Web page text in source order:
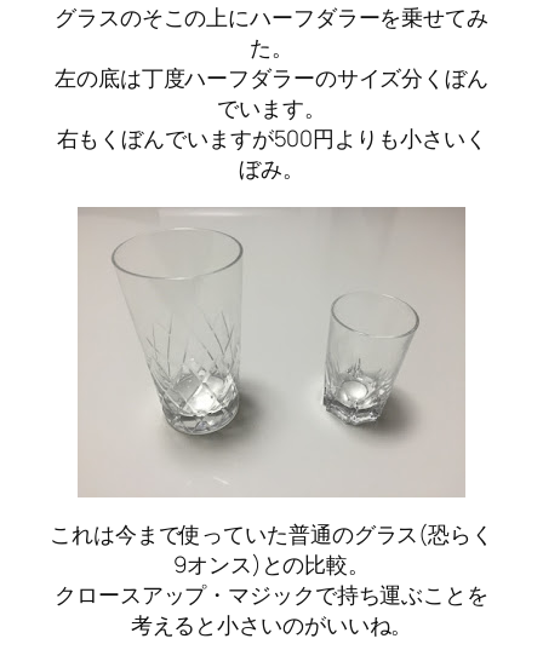
グラスのそこの上にハーフダラーを乗せてみ
た。
左の底は丁度ハーフダラーのサイズ分くぼん
でいます。
右もくぼんでいますが500円よりも小さいく
ぼみ。
これは今まで使っていた普通のグラス(恐らく
9オンス)との比較。
クロースアップ・マジックで持ち運ぶことを
考えると小さいのがいいね。